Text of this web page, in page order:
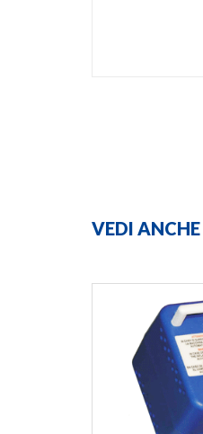
VEDI ANCHE